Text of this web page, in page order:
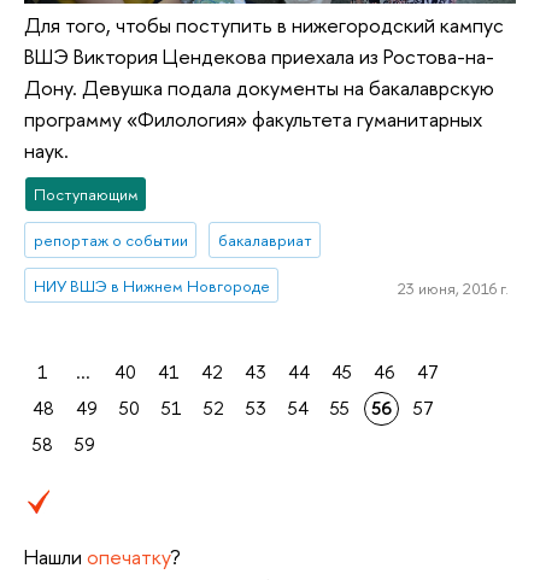
Для того, чтобы поступить в нижегородский кампус
ВШЭ Виктория Цендекова приехала из Ростова-на-
Дону. Девушка подала документы на бакалаврскую
программу «Филология» факультета гуманитарных
наук.
Поступающим
репортаж о событии бакалавриат
НИУ ВШЭ в Нижнем Новгороде 23 июня, 2016 г.
1 ... 40 41 42 43 44 45 46
47
48
49 50 51 52 53 54 55 56
57
58
59
Нашли опечатку?